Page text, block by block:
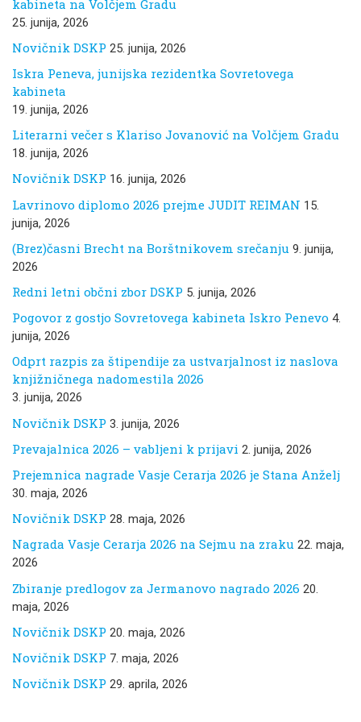
kabineta na Volčjem Gradu
25. junija, 2026
Novičnik DSKP 25. junija, 2026
Iskra Peneva, junijska rezidentka Sovretovega
kabineta
19. junija, 2026
Literarni večer s Klariso Jovanović na Volčjem Gradu
18. junija, 2026
Novičnik DSKP 16. junija, 2026
Lavrinovo diplomo 2026 prejme JUDIT REIMAN 15.
junija, 2026
(Brez)časni Brecht na Borštnikovem srečanju 9. junija,
2026
Redni letni občni zbor DSKP 5. junija, 2026
Pogovor z gostjo Sovretovega kabineta Iskro Penevo 4.
junija, 2026
Odprt razpis za štipendije za ustvarjalnost iz naslova
knjižničnega nadomestila 2026
3. junija, 2026
Novičnik DSKP 3. junija, 2026
Prevajalnica 2026 – vabljeni k prijavi 2. junija, 2026
Prejemnica nagrade Vasje Cerarja 2026 je Stana Anželj
30. maja, 2026
Novičnik DSKP 28. maja, 2026
Nagrada Vasje Cerarja 2026 na Sejmu na zraku 22. maja,
2026
Zbiranje predlogov za Jermanovo nagrado 2026 20.
maja, 2026
Novičnik DSKP 20. maja, 2026
Novičnik DSKP 7. maja, 2026
Novičnik DSKP 29. aprila, 2026